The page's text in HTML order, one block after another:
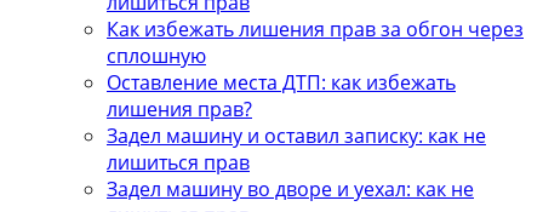
Как избежать лишения прав за обгон через
сплошную
Оставление места ДТП: как избежать
лишения прав?
Задел машину и оставил записку: как не
лишиться прав
Задел машину во дворе и уехал: как не